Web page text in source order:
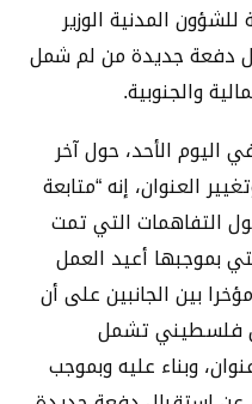
المدنية الوزير
دفعة جديدة من لم شمل
والجنوبية.
اليوم الأحد، حول آخر
العنوان، إنه “متابعة
عنه بتاريخ 30/8/2021 حول التفاهمات التي تمت
بموجبها أعيد العمل
بين الجانبين على أن
10000 مواطن فلسطيني تشمل
وبناء عليه وبموجب